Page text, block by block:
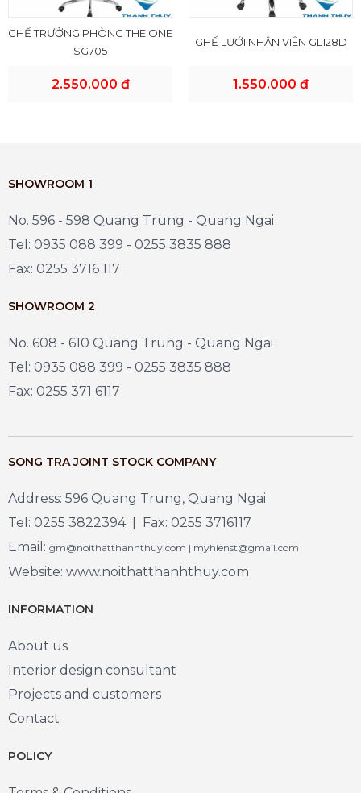
GHẾ TRƯỞNG PHÒNG THE ONE
SG705
2.550.000 đ
GHẾ LƯỚI NHÂN VIÊN GL128D
1.550.000 đ
SHOWROOM 1
No. 596 - 598 Quang Trung - Quang Ngai
Tel: 0935 088 399 - 0255 3835 888
Fax: 0255 3716 117
SHOWROOM 2
No. 608 - 610 Quang Trung - Quang Ngai
Tel: 0935 088 399 - 0255 3835 888
Fax: 0255 371 6117
SONG TRA JOINT STOCK COMPANY
Address: 596 Quang Trung, Quang Ngai
Tel: 0255 3822394 | Fax: 0255 3716117
Email: gm@noithatthanhthuy.com | myhienst@gmail.com
Website: www.noithatthanhthuy.com
INFORMATION
About us
Interior design consultant
Projects and customers
Contact
POLICY